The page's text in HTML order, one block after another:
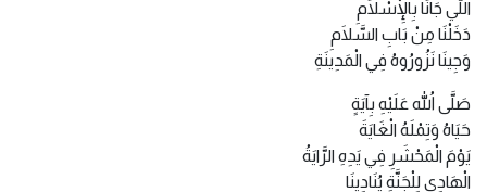
اللَّي جَانَا بِالْإِسْلَامِ
دَخَلْنَا مِنْ بَابِ السَّلَامِ
وَجِينَا نَزُورُوهُ فِي الْمَدِينَةِ
صَلَّى اللهُ عَلَيْهِ بِآيَةٍ
حَيَاهُ وَتِمْلَهُ الْغَايَةَ
يَوْمَ الْمَحْشَرِ فِي يَدِهِ الرَّايَةُ
الْهَادِي لِلْجَنَّةِ يُنَادِينَا